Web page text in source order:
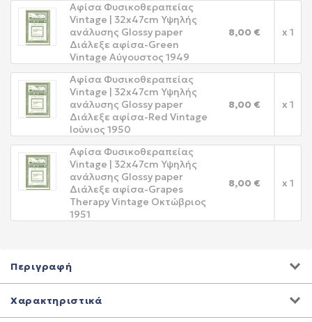
Αφίσα Φυσικοθεραπείας
Vintage | 32x47cm Υψηλής
ανάλυσης Glossy paper
Διάλεξε αφίσα-Green
Vintage Αύγουστος 1949
8,00 € x 1
Αφίσα Φυσικοθεραπείας
Vintage | 32x47cm Υψηλής
ανάλυσης Glossy paper
Διάλεξε αφίσα-Red Vintage
Ιούνιος 1950
8,00 € x 1
Αφίσα Φυσικοθεραπείας
Vintage | 32x47cm Υψηλής
ανάλυσης Glossy paper
Διάλεξε αφίσα-Grapes
Therapy Vintage Οκτώβριος
1951
8,00 € x 1
Περιγραφή
Χαρακτηριστικά